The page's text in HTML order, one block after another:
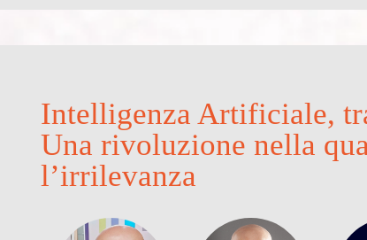
Intelligenza Artificiale,
Una rivoluzione nella
l’irrilevanza